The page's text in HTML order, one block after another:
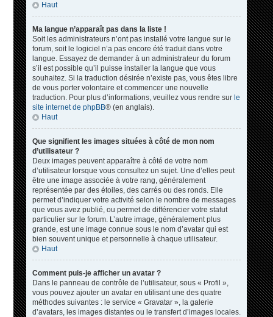
Haut
Ma langue n’apparaît pas dans la liste !
Soit les administrateurs n’ont pas installé votre langue sur le
forum, soit le logiciel n’a pas encore été traduit dans votre
langue. Essayez de demander à un administrateur du forum
s’il est possible qu’il puisse installer la langue que vous
souhaitez. Si la traduction désirée n’existe pas, vous êtes libre
de vous porter volontaire et commencer une nouvelle
traduction. Pour plus d’informations, veuillez vous rendre sur le
site internet de phpBB® (en anglais).
Haut
Que signifient les images situées à côté de mon nom
d’utilisateur ?
Deux images peuvent apparaître à côté de votre nom
d’utilisateur lorsque vous consultez un sujet. Une d’elles peut
être une image associée à votre rang, généralement
représentée par des étoiles, des carrés ou des ronds. Elle
permet d’indiquer votre activité selon le nombre de messages
que vous avez publié, ou permet de différencier votre statut
particulier sur le forum. L’autre image, généralement plus
grande, est une image connue sous le nom d’avatar qui est
bien souvent unique et personnelle à chaque utilisateur.
Haut
Comment puis-je afficher un avatar ?
Dans le panneau de contrôle de l’utilisateur, sous « Profil »,
vous pouvez ajouter un avatar en utilisant une des quatre
méthodes suivantes : le service « Gravatar », la galerie
d’avatars, les images distantes ou le transfert d’images locales.